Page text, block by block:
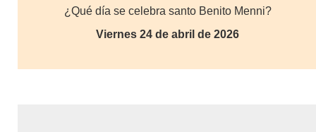
¿Qué día se celebra santo Benito Menni?
Viernes 24 de abril de 2026